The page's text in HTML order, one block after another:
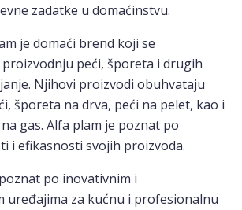
zadatke u domaćinstvu.
je domaći brend koji se
proizvodnju peći, šporeta i drugih
Njihovi proizvodi obuhvataju
šporeta na drva, peći na pelet, kao i
gas. Alfa plam je poznat po
i efikasnosti svojih proizvoda.
po inovativnim i
uređajima za kućnu i profesionalnu